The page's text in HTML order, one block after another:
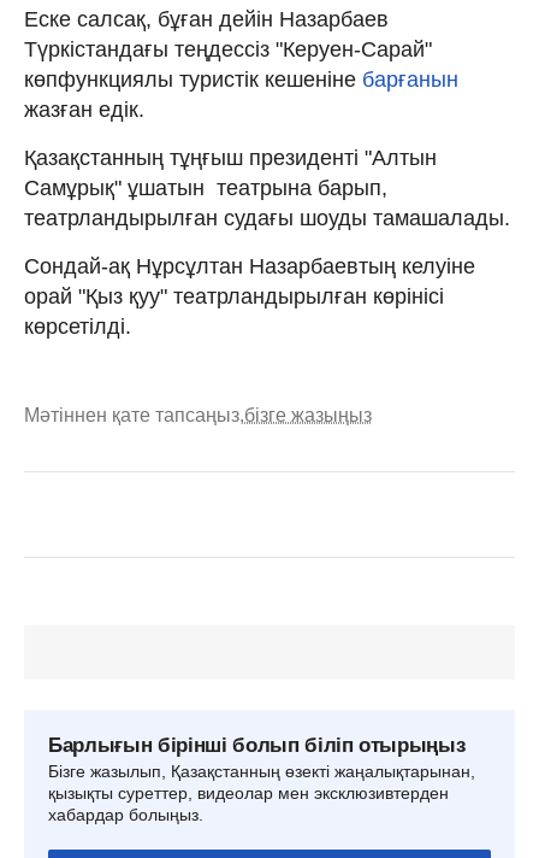
Еске салсақ, бұған дейін Назарбаев
Түркістандағы теңдесcіз "Керуен-Сарай"
көпфункциялы туристік кешеніне барғанын
жазған едік.
Қазақстанның тұңғыш президенті "Алтын
Самұрық" ұшатын театрына барып,
театрландырылған судағы шоуды тамашалады.
Сондай-ақ Нұрсұлтан Назарбаевтың келуіне
орай "Қыз қуу" театрландырылған көрінісі
көрсетілді.
Мәтіннен қате тапсаңыз,бізге жазыңыз
Барлығын бірінші болып біліп отырыңыз
Бізге жазылып, Қазақстанның өзекті жаңалықтарынан,
қызықты суреттер, видеолар мен эксклюзивтерден
хабардар болыңыз.